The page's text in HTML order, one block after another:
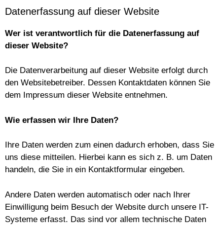
Datenerfassung auf dieser Website
Wer ist verantwortlich für die Datenerfassung auf
dieser Website?
Die Datenverarbeitung auf dieser Website erfolgt durch
den Websitebetreiber. Dessen Kontaktdaten können Sie
dem Impressum dieser Website entnehmen.
Wie erfassen wir Ihre Daten?
Ihre Daten werden zum einen dadurch erhoben, dass Sie
uns diese mitteilen. Hierbei kann es sich z. B. um Daten
handeln, die Sie in ein Kontaktformular eingeben.
Andere Daten werden automatisch oder nach Ihrer
Einwilligung beim Besuch der Website durch unsere IT-
Systeme erfasst. Das sind vor allem technische Daten